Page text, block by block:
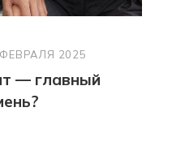
2025
— главный